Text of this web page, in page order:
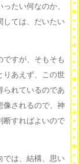
たい何なのか、
しては、だいたい
すが、そもそも
りあえず、この世
られているのであ
像されるので、神
断すればよいので
は、結構、思い